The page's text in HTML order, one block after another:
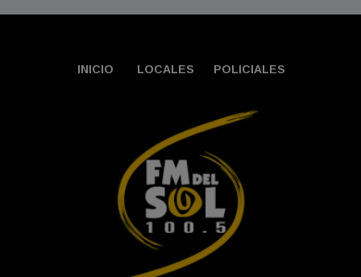
INICIO LOCALES POLICIALES